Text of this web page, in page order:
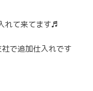
れて来てます♬
で追加仕入れです